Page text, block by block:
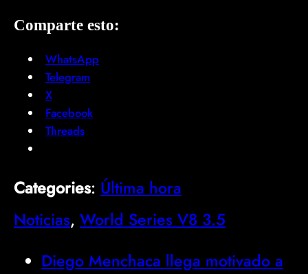
Comparte esto:
WhatsApp
Telegram
X
Facebook
Threads
Categories: Última hora
Noticias, World Series V8 3.5
Diego Menchaca llega motivado a